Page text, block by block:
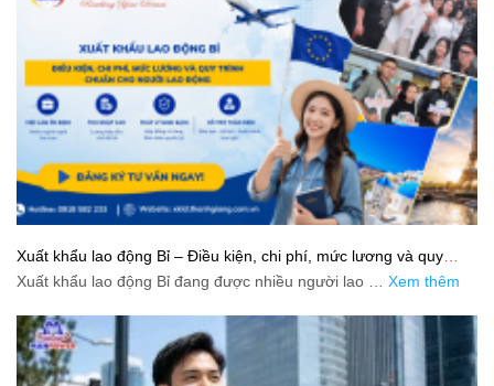
Xuất khẩu lao động Bỉ – Điều kiện, chi phí, mức lương và quy
trình chuẩn cho người lao động
Xuất khẩu lao động Bỉ đang được nhiều người lao … Xem thêm